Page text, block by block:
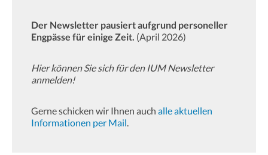
Der Newsletter pausiert aufgrund personeller
Engpässe für einige Zeit. (April 2026)
Hier können Sie sich für den IUM Newsletter
anmelden!
Gerne schicken wir Ihnen auch alle aktuellen
Informationen per Mail.